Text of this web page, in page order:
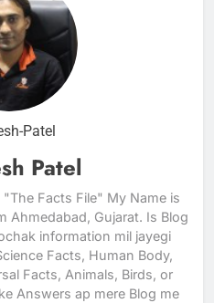
Patel
Patel
Facts File" My Name is
Ahmedabad, Gujarat. Is Blog
information mil jayegi
Facts, Human Body,
Facts, Animals, Birds, or
Answers ap mere Blog me